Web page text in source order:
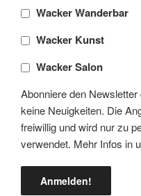
Wacker Wanderbar
Wacker Kunst
Wacker Salon
Abonniere den
keine Neuigkeiten. Die
freiwillig und wird nur zu
verwendet. Mehr Infos in